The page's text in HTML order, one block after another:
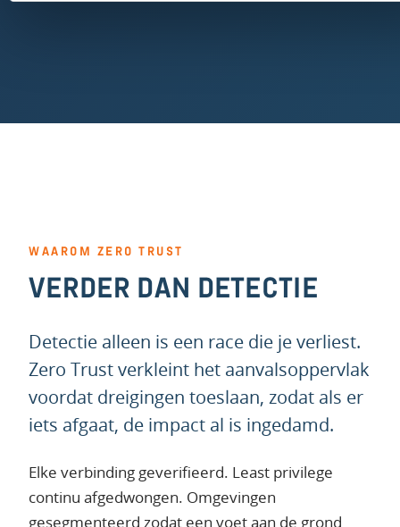
WAAROM ZERO TRUST
VERDER DAN DETECTIE
Detectie alleen is een race die je verliest.
Zero Trust verkleint het aanvalsoppervlak
voordat dreigingen toeslaan, zodat als er
iets afgaat, de impact al is ingedamd.
Elke verbinding geverifieerd. Least privilege
continu afgedwongen. Omgevingen
gesegmenteerd zodat een voet aan de grond